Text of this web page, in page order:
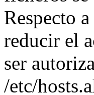
Respecto
reducir el
ser
/etc/